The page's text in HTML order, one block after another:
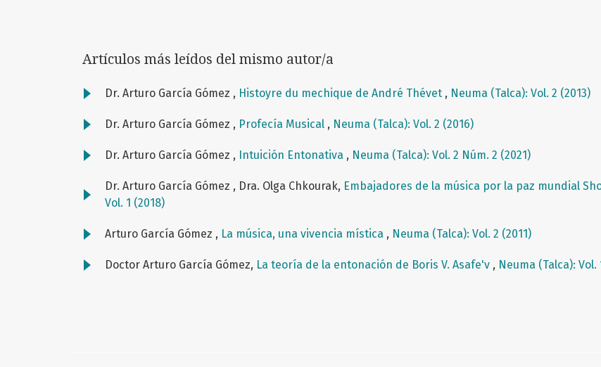
Artículos más leídos del mismo autor/a
Dr. Arturo García Gómez , Histoyre du mechique de André Thévet , Neuma (Talca): Vol. 2 (2013)
Dr. Arturo García Gómez , Profecía Musical , Neuma (Talca): Vol. 2 (2016)
Dr. Arturo García Gómez , Intuición Entonativa , Neuma (Talca): Vol. 2 Núm. 2 (2021)
Dr. Arturo García Gómez , Dra. Olga Chkourak, Embajadores de la música por la paz mundial
Vol. 1 (2018)
Arturo García Gómez , La música, una vivencia mística , Neuma (Talca): Vol. 2 (2011)
Doctor Arturo García Gómez, La teoría de la entonación de Boris V. Asafe'v , Neuma (Talca): Vol.